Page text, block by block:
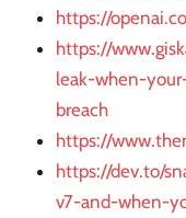
https://
https://
leak-when-
breach
https://
https://dev.to/
v7-and-when-